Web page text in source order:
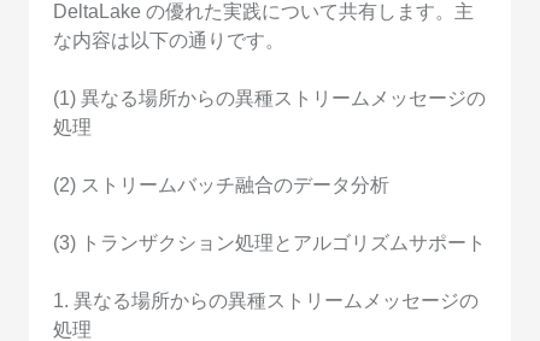
DeltaLake の優れた実践について共有します。主
な内容は以下の通りです。
(1) 異なる場所からの異種ストリームメッセージの
処理
(2) ストリームバッチ融合のデータ分析
(3) トランザクション処理とアルゴリズムサポート
1. 異なる場所からの異種ストリームメッセージの
処理